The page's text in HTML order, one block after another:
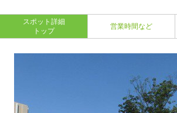
スポット詳細
トップ
営業時間など